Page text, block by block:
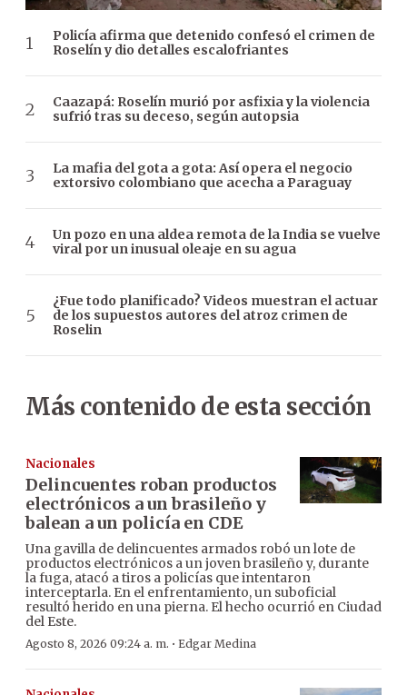
Policía afirma que detenido confesó el crimen de
Roselín y dio detalles escalofriantes
Caazapá: Roselín murió por asfixia y la violencia
sufrió tras su deceso, según autopsia
La mafia del gota a gota: Así opera el negocio
extorsivo colombiano que acecha a Paraguay
Un pozo en una aldea remota de la India se vuelve
viral por un inusual oleaje en su agua
¿Fue todo planificado? Videos muestran el actuar
de los supuestos autores del atroz crimen de
Roselin
Más contenido de esta sección
Nacionales
Delincuentes roban productos
electrónicos a un brasileño y
balean a un policía en CDE
Una gavilla de delincuentes armados robó un lote de
productos electrónicos a un joven brasileño y, durante
la fuga, atacó a tiros a policías que intentaron
interceptarla. En el enfrentamiento, un suboficial
resultó herido en una pierna. El hecho ocurrió en Ciudad
del Este.
Agosto 8, 2026 09:24 a. m. · Edgar Medina